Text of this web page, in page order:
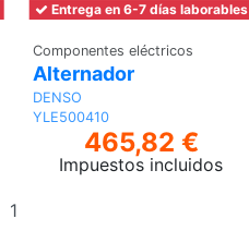
Entrega en 6-7 días laborables
Componentes eléctricos
Alternador
DENSO
YLE500410
465,82 €
Impuestos incluidos